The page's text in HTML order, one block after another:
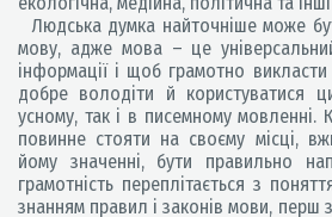
Людська думка найточніше може
мову, адже мова – це
інформації і щоб грамотно
добре володіти й користуватися
усному, так і в писемному мовленні.
повинне стояти на своєму місці,
йому значенні, бути правильно
грамотність переплітається з
знанням правил і законів мови, перш